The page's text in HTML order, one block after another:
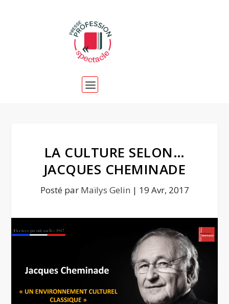
LA CULTURE SELON…
JACQUES CHEMINADE
Posté par Maïlys Gelin | 19 Avr, 2017